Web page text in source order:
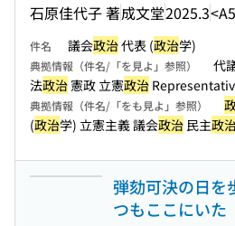
石原佳代子 著成文堂2025.3
件名 議会政治代表 (政治学)
典拠情報（件名/「を見よ」参照） 代
法政治 憲政 立憲政治
典拠情報（件名/「をも見よ」参照）
(政治学) 立憲主義 議会政治 民主政
弾劾可決の日を
つもここにいた